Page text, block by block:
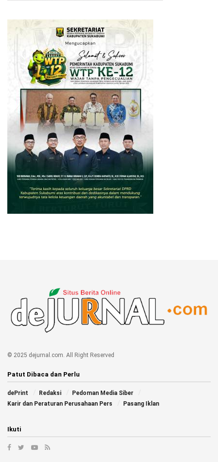
© 2025 dejurnal.com. All Right Reserved
Patut Dibaca dan Perlu
dePrint Redaksi
Pedoman Media Siber
Karir dan Peraturan Perusahaan Pers
Pasang Iklan
Ikuti